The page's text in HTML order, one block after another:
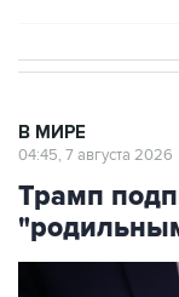
В МИРЕ
04:45, 7 августа 2026
Трамп